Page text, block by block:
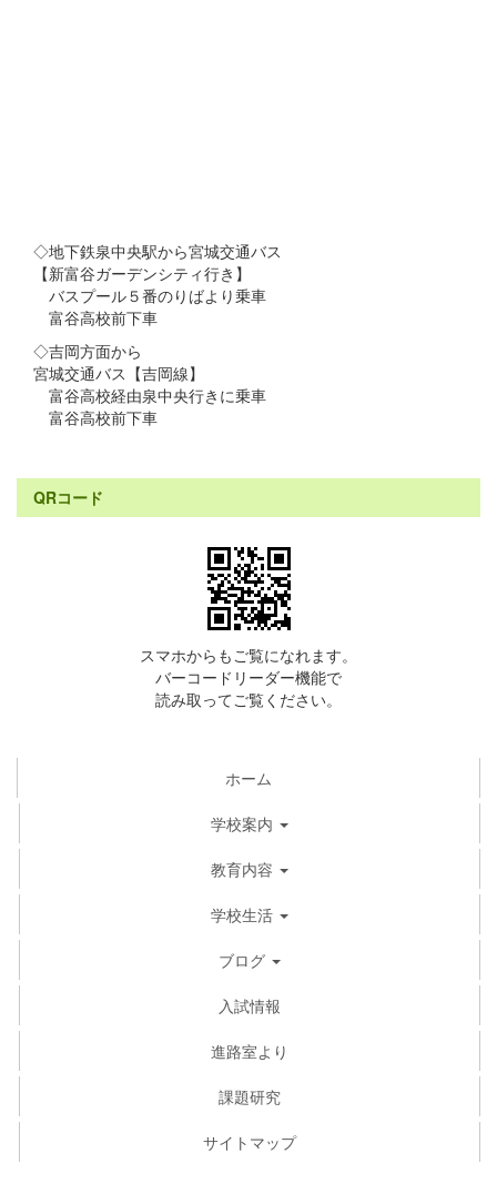
◇地下鉄泉中央駅から宮城交通バス
【新富谷ガーデンシティ行き】
バスプール５番のりばより乗車
富谷高校前下車
◇吉岡方面から
宮城交通バス【吉岡線】
富谷高校経由泉中央行きに乗車
富谷高校前下車
QRコード
スマホからもご覧になれます。
バーコードリーダー機能で
読み取ってご覧ください。
ホーム
学校案内
教育内容
学校生活
ブログ
入試情報
進路室より
課題研究
サイトマップ